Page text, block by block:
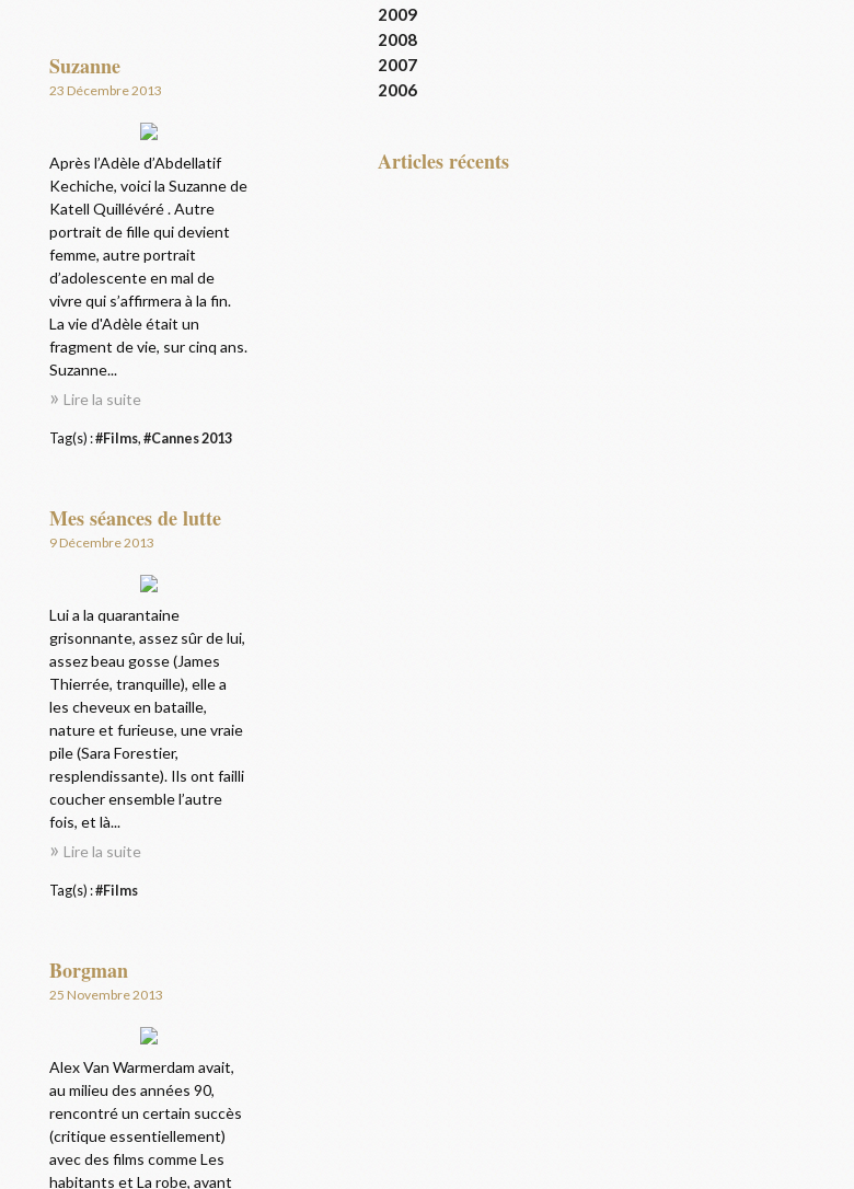
Suzanne
23 Décembre 2013
Après l’Adèle d’Abdellatif
Kechiche, voici la Suzanne de
Katell Quillévéré . Autre
portrait de fille qui devient
femme, autre portrait
d’adolescente en mal de
vivre qui s’affirmera à la fin.
La vie d'Adèle était un
fragment de vie, sur cinq ans.
Suzanne...
Lire la suite
Tag(s) :#Films, #Cannes 2013
Mes séances de lutte
9 Décembre 2013
Lui a la quarantaine
grisonnante, assez sûr de lui,
assez beau gosse (James
Thierrée, tranquille), elle a
les cheveux en bataille,
nature et furieuse, une vraie
pile (Sara Forestier,
resplendissante). Ils ont failli
coucher ensemble l’autre
fois, et là...
Lire la suite
Tag(s) :#Films
Borgman
25 Novembre 2013
Alex Van Warmerdam avait,
au milieu des années 90,
rencontré un certain succès
(critique essentiellement)
avec des films comme Les
habitants et La robe, avant
2009
2008
2007
2006
articles récents